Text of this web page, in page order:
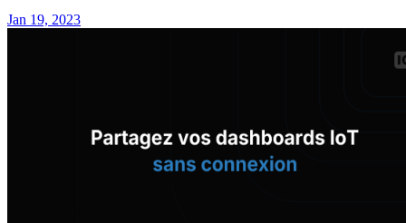
Jan 19, 2023